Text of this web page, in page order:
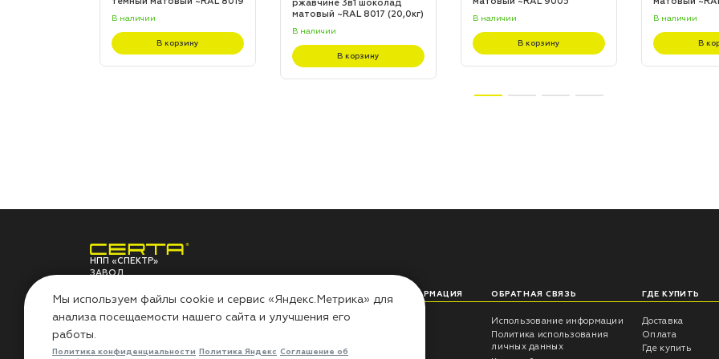
В наличии
В корзину
ржавчине 3в1 шоколад
матовый ~RAL 8017 (20,0кг)
В наличии
В корзину
В наличии
В корзину
В наличии
В
НПП «СПЕКТР»
ЗАВОД
МАТЕРИАЛОВ
О ЗАВОДЕ
НПП «СПЕКТР»
Лаборатория
ПОЛЕЗНАЯ ИНФОРМАЦИЯ
Советы технолога
Вопросы -ответы
ОБРАТНАЯ СВЯЗЬ
Использование информации
Политика использования
личных данных
ГДЕ КУПИТЬ
Доставка
Оплата
Где купить
Мы используем файлы cookie и сервис «Яндекс.Метрика» для
анализа посещаемости нашего сайта и улучшения его
работы.
Политика конфиденциальности Политика Яндекс Соглашение об